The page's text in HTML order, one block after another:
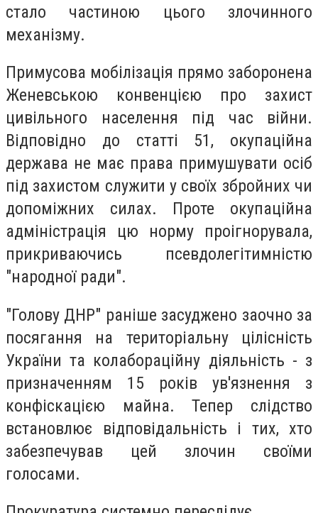
стало частиною цього злочинного
механізму.
Примусова мобілізація прямо заборонена
Женевською конвенцією про захист
цивільного населення під час війни.
Відповідно до статті 51, окупаційна
держава не має права примушувати осіб
під захистом служити у своїх збройних чи
допоміжних силах. Проте окупаційна
адміністрація цю норму проігнорувала,
прикриваючись псевдолегітимністю
"народної ради".
"Голову ДНР" раніше засуджено заочно за
посягання на територіальну цілісність
України та колабораційну діяльність - з
призначенням 15 років ув'язнення з
конфіскацією майна. Тепер слідство
встановлює відповідальність і тих, хто
забезпечував цей злочин своїми
голосами.